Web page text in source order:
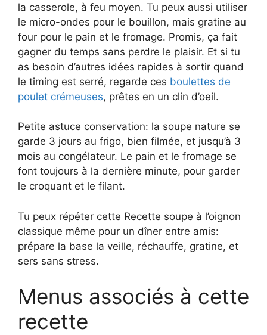
la casserole, à feu moyen. Tu peux aussi utiliser
le micro-ondes pour le bouillon, mais gratine au
four pour le pain et le fromage. Promis, ça fait
gagner du temps sans perdre le plaisir. Et si tu
as besoin d’autres idées rapides à sortir quand
le timing est serré, regarde ces boulettes de
poulet crémeuses, prêtes en un clin d’oeil.
Petite astuce conservation: la soupe nature se
garde 3 jours au frigo, bien filmée, et jusqu’à 3
mois au congélateur. Le pain et le fromage se
font toujours à la dernière minute, pour garder
le croquant et le filant.
Tu peux répéter cette Recette soupe à l’oignon
classique même pour un dîner entre amis:
prépare la base la veille, réchauffe, gratine, et
sers sans stress.
Menus associés à cette
recette